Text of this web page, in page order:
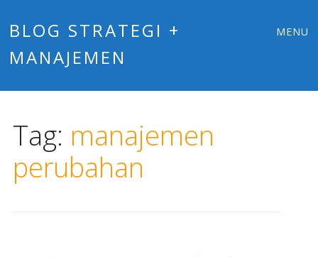
BLOG STRATEGI +
MANAJEMEN
MENU
Tag: manajemen
perubahan